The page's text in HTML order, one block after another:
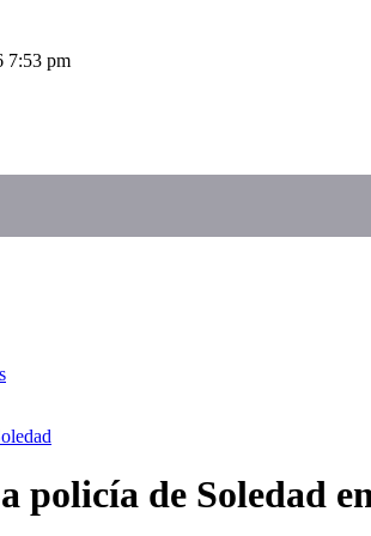
7:53 pm
policía de Soledad